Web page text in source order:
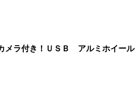
メラ付き！ＵＳＢ アルミホイ